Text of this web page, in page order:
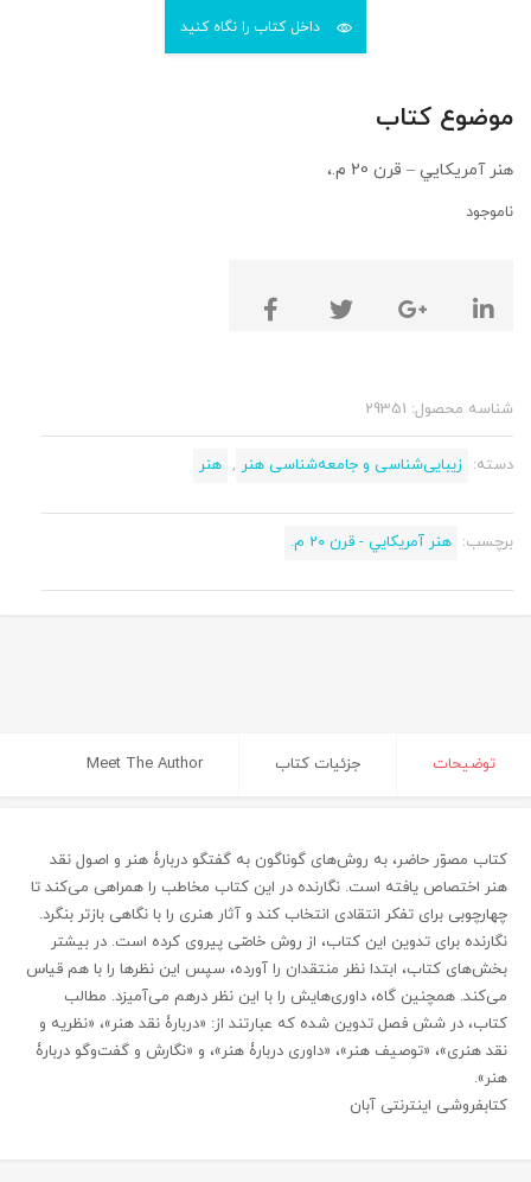
داخل کتاب را نگاه کنید
موضوع کتاب
هنر آمريكايي – قرن 20 م.،
ناموجود
شناسه محصول: 29351
دسته: زیبایی‌شناسی و جامعه‌شناسی هنر , هنر
برچسب: هنر آمريكايي - قرن 20 م.
توضیحات جزئیات کتاب Meet The Author
کتاب مصوّر حاضر، به روش‌های گوناگون به گفتگو دربارۀ هنر و اصول نقد
هنر اختصاص یافته است. نگارنده در این کتاب مخاطب را همراهی می‌کند تا
چهارچوبی برای تفکر انتقادی انتخاب کند و آثار هنری را با نگاهی بازتر بنگرد.
نگارنده برای تدوین این کتاب، از روش خاصّی پیروی کرده است. در بیشتر
بخش‌های کتاب، ابتدا نظر منتقدان را ‌آورده، سپس این نظرها را با هم قیاس
می‌کند. همچنین گاه، داوری‌‌هایش را با این نظر درهم می‌آمیزد. مطالب
کتاب، در شش فصل تدوین شده که عبارتند از: «دربارۀ نقد هنر»، «نظریه و
نقد هنری»، «توصیف هنر»، «داوری دربارۀ هنر»، و «نگارش و گفت‌و‌گو دربارۀ
هنر».
کتابفروشی اینترنتی آبان